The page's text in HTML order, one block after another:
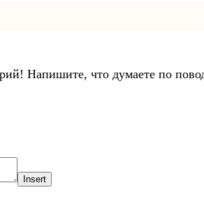
Напишите, что думаете по
Insert